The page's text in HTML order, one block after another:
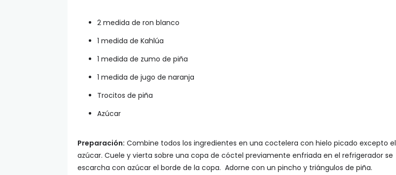
2 medida de ron blanco
1 medida de Kahlúa
1 medida de zumo de piña
1 medida de jugo de naranja
Trocitos de piña
Azúcar
Preparación: Combine todos los ingredientes en una coctelera con hielo picado excepto el
azúcar. Cuele y vierta sobre una copa de cóctel previamente enfriada en el refrigerador se
escarcha con azúcar el borde de la copa. Adorne con un pincho y triángulos de piña.